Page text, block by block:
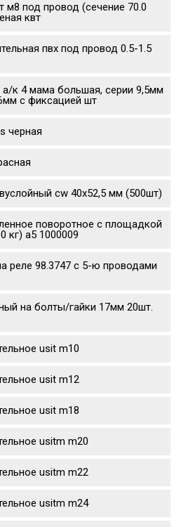
м8 под провод (сечение 70.0
квт
пвх под провод 0.5-1.5
к 4 мама большая, серии 9,5мм
с фиксацией шт
черная
cw 40x52,5 мм (500шт)
поворотное с площадкой
кг) а5 1000009
реле 98.3747 с 5-ю проводами
на болты/гайки 17мм 20шт.
usit m10
usit m12
usit m18
usitm m20
usitm m22
usitm m24